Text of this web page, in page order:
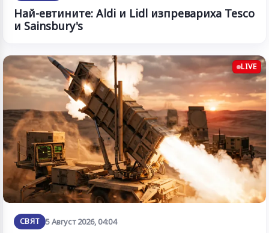
Най-евтините: Aldi и Lidl изпревариха Tesco
и Sainsbury's
LIVE
СВЯТ 5 Август 2026, 04:04